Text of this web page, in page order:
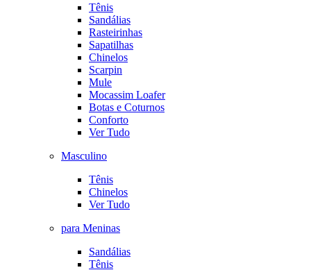
Tênis
Sandálias
Rasteirinhas
Sapatilhas
Chinelos
Scarpin
Mule
Mocassim Loafer
Botas e Coturnos
Conforto
Ver Tudo
Masculino
Tênis
Chinelos
Ver Tudo
para Meninas
Sandálias
Tênis